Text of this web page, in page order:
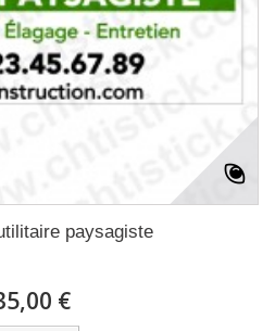
paysagiste
€